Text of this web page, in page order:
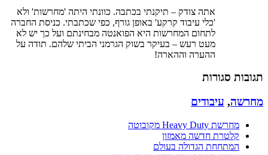
אתה צודק – תיקנתי בכתבה. כוונתי היתה 'מחרשות' ולא
'כלי עיבוד קרקע' באופן גורף, כפי שכתבתי. כניסת החברה
לתחום המחרשות היא הפואנטה מבחינתם ועל כך יש לא
מעט רעש – בעיקר בשוק הגרמני הביתי שלהם. תודה על
ההערה וההארה!
תגובות סגורות
מחרשה, עיבודים
מחרשת Heavy Duty מקובוטה
קלטרת חדשה מאמזון
המתחחת הגדולה בעולם